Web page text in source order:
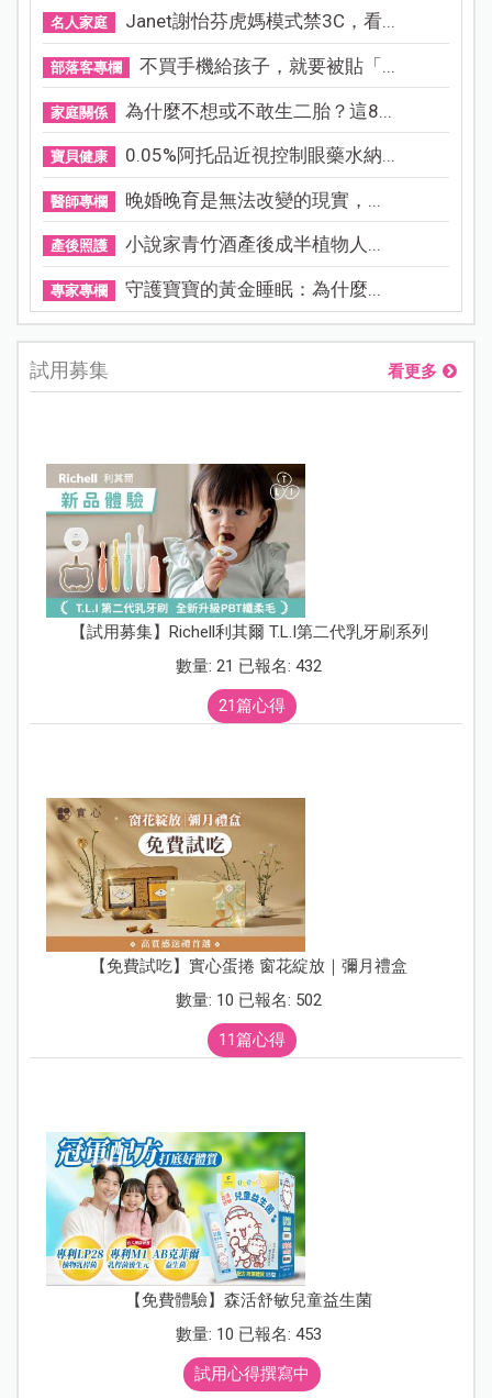
名人家庭 Janet謝怡芬虎媽模式禁3C，看...
部落客專欄 不買手機給孩子，就要被貼「...
家庭關係 為什麼不想或不敢生二胎？這8...
寶貝健康 0.05%阿托品近視控制眼藥水納...
醫師專欄 晚婚晚育是無法改變的現實，...
產後照護 小說家青竹酒產後成半植物人...
專家專欄 守護寶寶的黃金睡眠：為什麼...
試用募集 看更多
【試用募集】Richell利其爾 T.L.I第二代乳牙刷系列
數量: 21 已報名: 432
21篇心得
【免費試吃】實心蛋捲 窗花綻放｜彌月禮盒
數量: 10 已報名: 502
11篇心得
【免費體驗】森活舒敏兒童益生菌
數量: 10 已報名: 453
試用心得撰寫中